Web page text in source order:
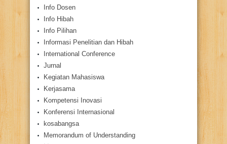
Info Dosen
Info Hibah
Info Pilihan
Informasi Penelitian dan Hibah
International Conference
Jurnal
Kegiatan Mahasiswa
Kerjasama
Kompetensi Inovasi
Konferensi Internasional
kosabangsa
Memorandum of Understanding